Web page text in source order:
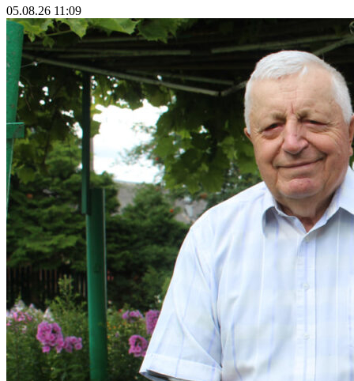
05.08.26 11:09